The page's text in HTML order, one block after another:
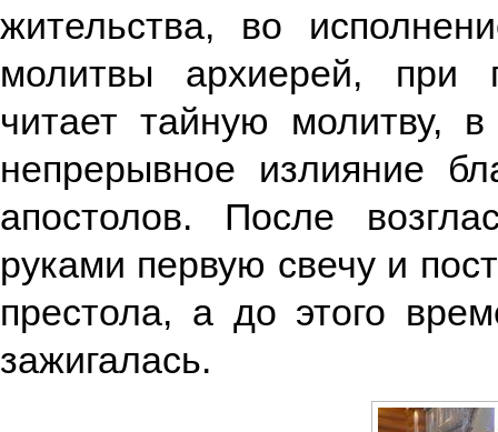
жительства, во
молитвы архиерей, при
читает тайную молитву,
непрерывное излияние
апостолов. После
руками первую свечу и
престола, а до этого
зажигалась.